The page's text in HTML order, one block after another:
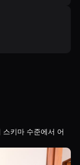
키마 수준에서 어